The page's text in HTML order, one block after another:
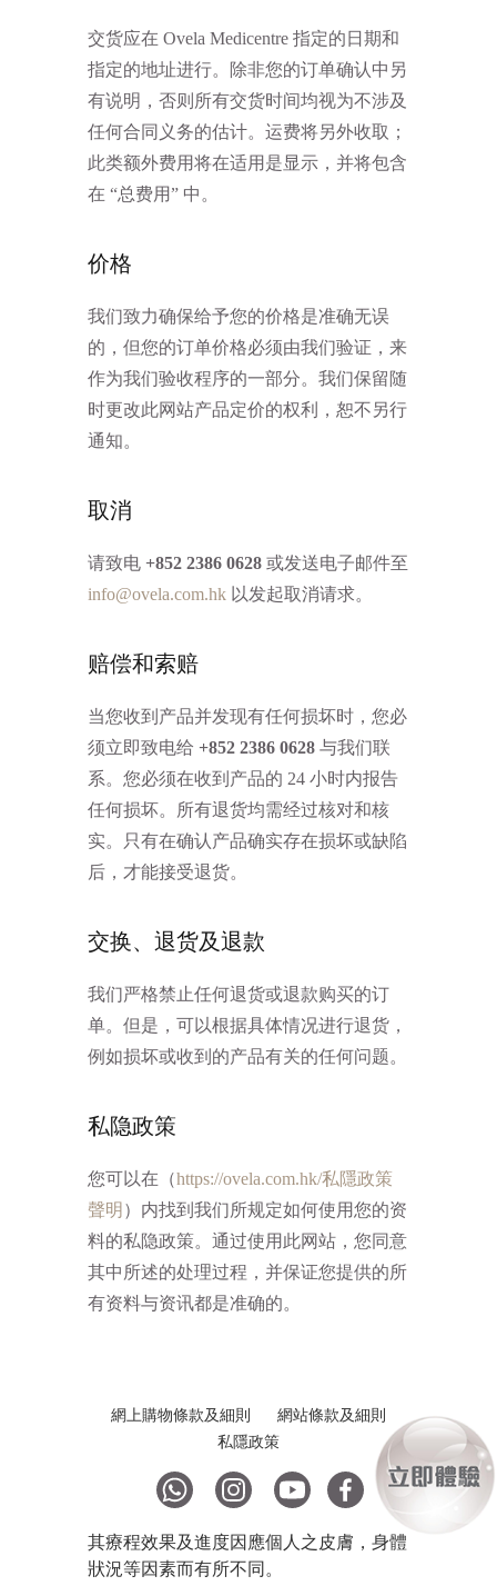
交货应在 Ovela Medicentre 指定的日期和
指定的地址进行。除非您的订单确认中另
有说明，否则所有交货时间均视为不涉及
任何合同义务的估计。运费将另外收取；
此类额外费用将在适用是显示，并将包含
在 “总费用” 中。
价格
我们致力确保给予您的价格是准确无误
的，但您的订单价格必须由我们验证，来
作为我们验收程序的一部分。我们保留随
时更改此网站产品定价的权利，恕不另行
通知。
取消
请致电 +852 2386 0628 或发送电子邮件至
info@ovela.com.hk 以发起取消请求。
赔偿和索赔
当您收到产品并发现有任何损坏时，您必
须立即致电给 +852 2386 0628 与我们联
系。您必须在收到产品的 24 小时内报告
任何损坏。所有退货均需经过核对和核
实。只有在确认产品确实存在损坏或缺陷
后，才能接受退货。
交换、退货及退款
我们严格禁止任何退货或退款购买的订
单。但是，可以根据具体情况进行退货，
例如损坏或收到的产品有关的任何问题。
私隐政策
您可以在（https://ovela.com.hk/私隱政策
聲明 ）内找到我们所规定如何使用您的资
料的私隐政策。通过使用此网站，您同意
其中所述的处理过程，并保证您提供的所
有资料与资讯都是准确的。
網上購物條款及細則
網站條款及細則
私隱政策
其療程效果及進度因應個人之皮膚，身體
狀況等因素而有所不同。